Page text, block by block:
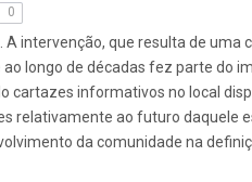
0
intervenção, que resulta de
longo de décadas fez parte do
informativos no local
relativamente ao futuro daquele
da comunidade na